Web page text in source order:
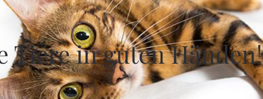
Tiere in guten Händen!